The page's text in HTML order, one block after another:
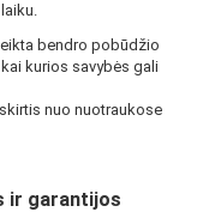
bendro pobūdžio
kurios savybės gali
nuo nuotraukose
ir garantijos